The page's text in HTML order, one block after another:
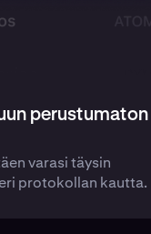
perustumaton
varasi täysin
protokollan kautta.